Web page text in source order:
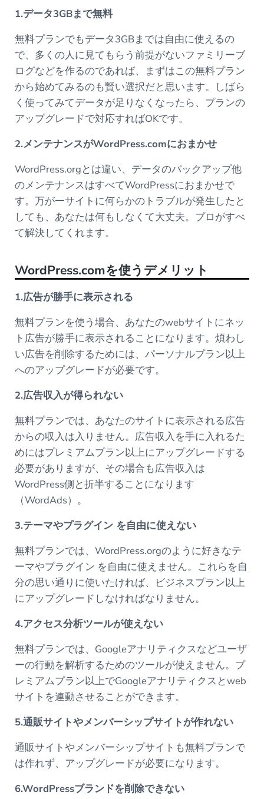
1.データ3GBまで無料
無料プランでもデータ3GBまでは自由に使えるの
で、多くの人に見てもらう前提がないファミリーブ
ログなどを作るのであれば、まずはこの無料プラン
から始めてみるのも賢い選択だと思います。しばら
く使ってみてデータが足りなくなったら、プランの
アップグレードで対応すればOKです。
2.メンテナンスがWordPress.comにおまかせ
WordPress.orgとは違い、データのバックアップ他
のメンテナンスはすべてWordPressにおまかせで
す。万が一サイトに何らかのトラブルが発生したと
しても、あなたは何もしなくて大丈夫。プロがすべ
て解決してくれます。
WordPress.comを使うデメリット
1.広告が勝手に表示される
無料プランを使う場合、あなたのwebサイトにネッ
ト広告が勝手に表示されることになります。煩わし
い広告を削除するためには、パーソナルプラン以上
へのアップグレードが必要です。
2.広告収入が得られない
無料プランでは、あなたのサイトに表示される広告
からの収入は入りません。広告収入を手に入れるた
めにはプレミアムプラン以上にアップグレードする
必要がありますが、その場合も広告収入は
WordPress側と折半することになります
（WordAds）。
3.テーマやプラグイン を自由に使えない
無料プランでは、WordPress.orgのように好きなテ
ーマやプラグイン を自由に使えません。これらを自
分の思い通りに使いたければ、ビジネスプラン以上
にアップグレードしなければなりません。
4.アクセス分析ツールが使えない
無料プランでは、Googleアナリティクスなどユーザ
ーの行動を解析するためのツールが使えません。プ
レミアムプラン以上でGoogleアナリティクスとweb
サイトを連動させることができます。
5.通販サイトやメンバーシップサイトが作れない
通販サイトやメンバーシップサイトも無料プランで
は作れず、アップグレードが必要になります。
6.WordPressブランドを削除できない